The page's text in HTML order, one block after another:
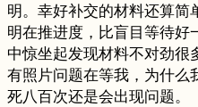
明。幸好补交的材料还算简
明在推进度，比盲目等待好
中惊坐起发现材料不对劲很
有照片问题在等我，为什么
死八百次还是会出现问题。